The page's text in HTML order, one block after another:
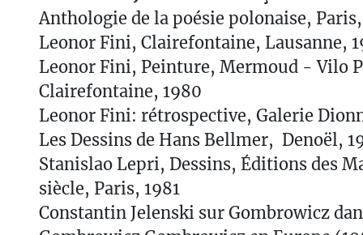
Anthologie de la poésie polonaise,
Leonor Fini, Clairefontaine, Lausanne,
Leonor Fini, Peinture, Mermoud - Vilo
Clairefontaine, 1980
Leonor Fini: rétrospective, Galerie
Les Dessins de Hans Bellmer, Denoël,
Stanislao Lepri, Dessins, Éditions des
siècle, Paris, 1981
Constantin Jelenski sur Gombrowicz